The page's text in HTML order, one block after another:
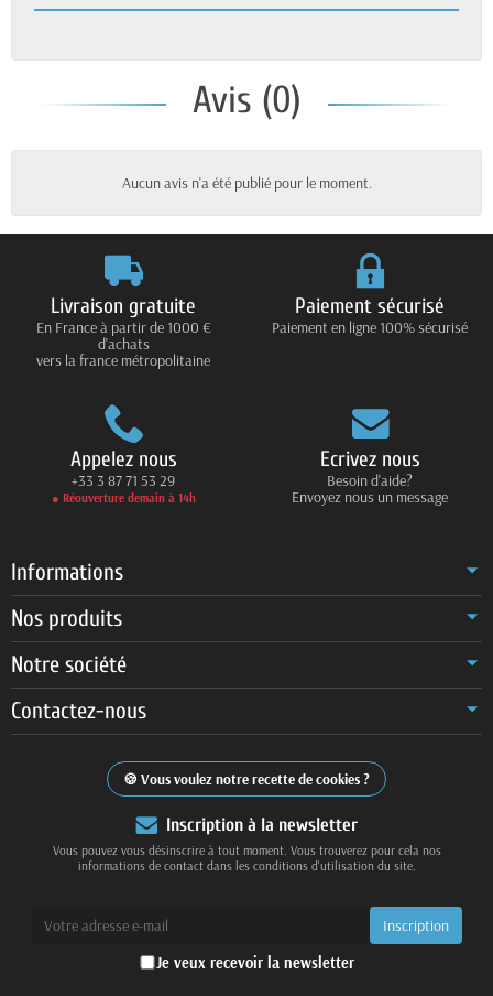
Avis (0)
Aucun avis n'a été publié pour le moment.
Livraison gratuite
En France à partir de 1000 €
d'achats
vers la france métropolitaine
Paiement sécurisé
Paiement en ligne 100% sécurisé
Appelez nous
+33 3 87 71 53 29
● Réouverture demain à 14h
Ecrivez nous
Besoin d'aide?
Envoyez nous un message
Informations
Nos produits
Notre société
Contactez-nous
Vous voulez notre recette de cookies ?
Inscription à la newsletter
Vous pouvez vous désinscrire à tout moment. Vous trouverez pour cela nos
informations de contact dans les conditions d'utilisation du site.
Je veux recevoir la newsletter